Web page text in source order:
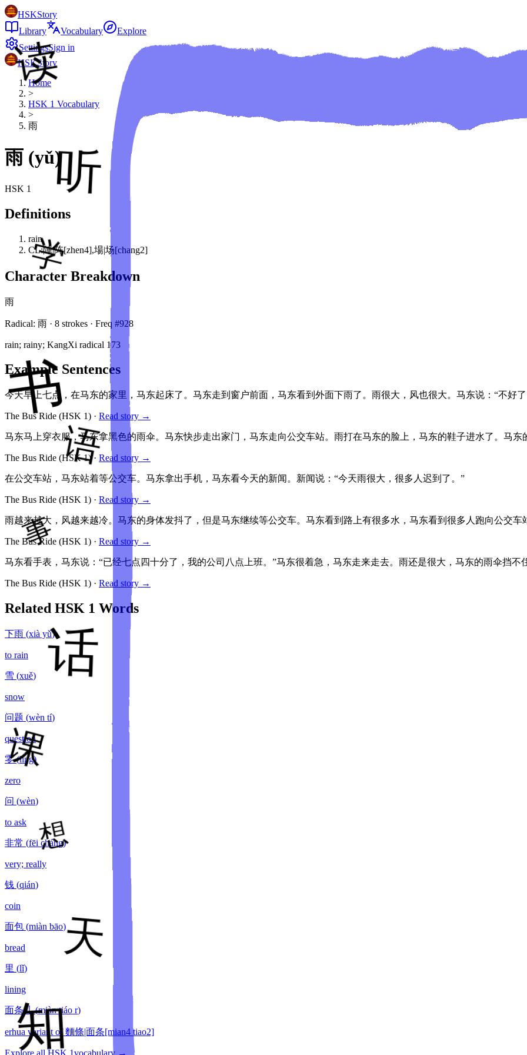
HSKStory
Library
Vocabulary
Explore
SettingsSign in
HSKStory
Home
>
HSK 1 Vocabulary
>
雨
雨 (yǔ)
HSK 1
Definitions
rain
CL:陣|阵[zhen4],場|场[chang2]
Character Breakdown
雨
Radical: 雨 · 8 strokes · Freq #928
rain; rainy; KangXi radical 173
Example Sentences
今天早上七点，在马东的家里，马东起床了。马东走到窗户前面，马东看到外面下雨了。雨很大，风也很大。马东说：“不好
The Bus Ride (HSK 1) · Read story →
马东马上穿衣服，马东拿黑色的雨伞。马东快步走出家门，马东走向公交车站。雨打在马东的脸上，马东的鞋子进水了。马
The Bus Ride (HSK1)· Read story →
在公交车站，马东站着等公交车。马东拿出手机，马东看今天的新闻。新闻说：“今天雨很大，很多人迟到了。”
The Bus Ride (HSK 1) · Read story →
雨越来越大，风越来越冷。马东的身体发抖了，但是马东继续等公交车。马东看到路上有很多水，马东看到很多人跑向公交车
The Bus Ride (HSK 1) · Read story →
马东看手表，马东说：“已经七点四十分了，我的公司八点上班。”马东很着急，马东走来走去。雨还是很大，马东的雨伞挡不
The Bus Ride (HSK 1) · Read story →
Related HSK 1 Words
下雨 (xià yǔ)
to rain
雪 (xuě)
snow
问题 (wèn tí)
question
零 (líng)
zero
问 (wèn)
to ask
非常 (fēi cháng)
very; really
钱 (qián)
coin
面包 (miàn bāo)
bread
里 (lǐ)
lining
面条儿 (miàn tiáo r)
erhua variant of 麵條|面条[mian4 tiao2]